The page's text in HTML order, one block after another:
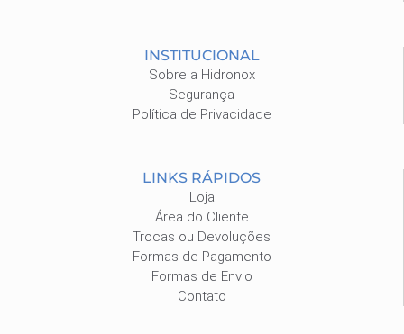
INSTITUCIONAL
Sobre a Hidronox
Segurança
Política de Privacidade
LINKS RÁPIDOS
Loja
Área do Cliente
Trocas ou Devoluções
Formas de Pagamento
Formas de Envio
Contato